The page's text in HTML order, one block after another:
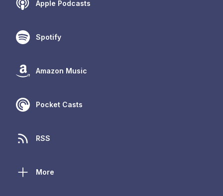
Apple Podcasts
Spotify
Amazon Music
Pocket Casts
RSS
More